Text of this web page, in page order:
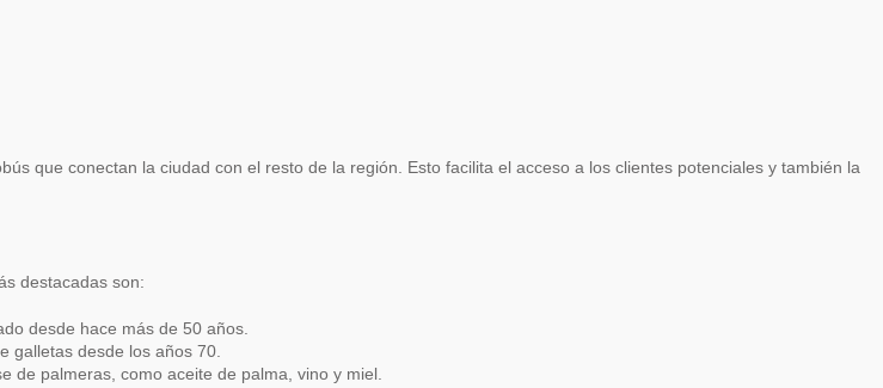
que conectan la ciudad con el resto de la región. Esto facilita el acceso a los clientes potenciales y también la
destacadas son:
desde hace más de 50 años.
galletas desde los años 70.
de palmeras, como aceite de palma, vino y miel.